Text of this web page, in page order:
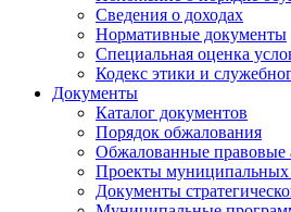
Сведения о доходах
Нормативные документы
Специальная оценка
Кодекс этики и
Документы
Каталог документов
Порядок обжалования
Обжалованные правовые
Проекты муниципальных
Документы